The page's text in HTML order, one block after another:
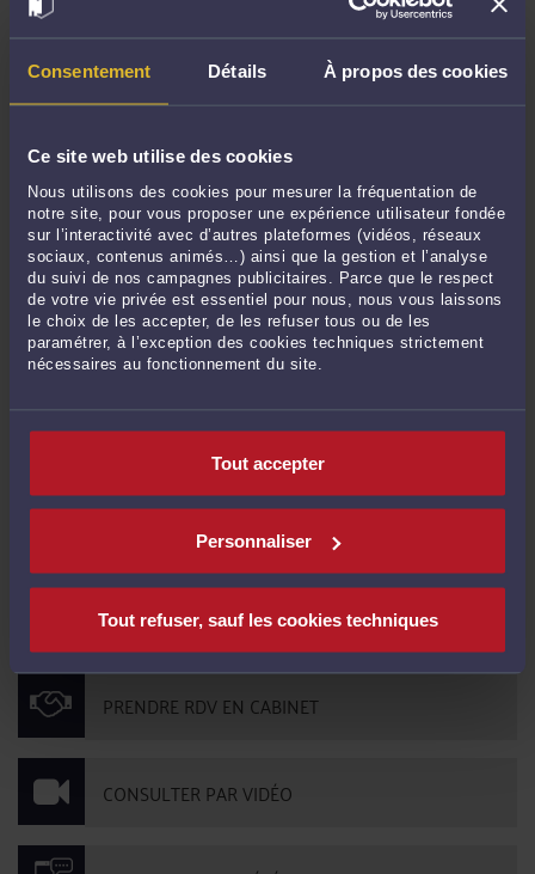
Consentement Détails À propos des cookies
Ce site web utilise des cookies
Nous utilisons des cookies pour mesurer la fréquentation de
notre site, pour vous proposer une expérience utilisateur fondée
sur l’interactivité avec d’autres plateformes (vidéos, réseaux
sociaux, contenus animés…) ainsi que la gestion et l’analyse
du suivi de nos campagnes publicitaires. Parce que le respect
de votre vie privée est essentiel pour nous, nous vous laissons
le choix de les accepter, de les refuser tous ou de les
paramétrer, à l’exception des cookies techniques strictement
nécessaires au fonctionnement du site.
Tout accepter
Personnaliser
Tout refuser, sauf les cookies techniques
nous ont contactés à propos de cette plateforme. Après avoir
étudié attentivement leurs dossiers, nous avons décidé
d’engager des actions en justice contre cette plateforme
pour protéger les droits et les investissements des
utilisateurs.
Sources :
https://www.signal-arnaques.com/scam/view/831444
https://ziegler-associes.com/eceq-une-arnaque-selon-les-
avis/
Commentaires
ENVOYER
Pas de contribution, soyez le premier
CONTACTER ME ZIEGLER
PRENDRE RDV EN CABINET
CONSULTER PAR VIDÉO